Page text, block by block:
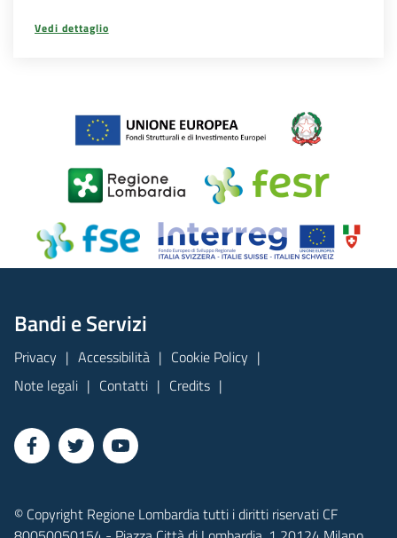
Vedi dettaglio
Bandi e Servizi
Privacy Accessibilità
Cookie Policy
Note legali
Contatti Credits
© Copyright Regione Lombardia tutti i diritti riservati CF